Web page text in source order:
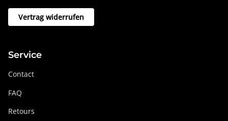
Vertrag widerrufen
Service
Contact
FAQ
Retours